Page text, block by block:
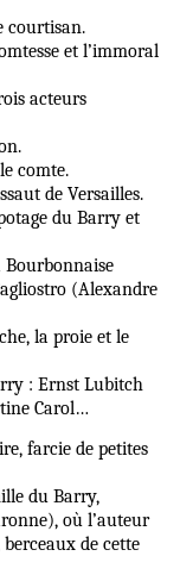
courtisan.
et l’immoral
acteurs
comte.
de Versailles.
du Barry et
(Alexandre
la proie et le
: Ernst Lubitch
Carol…
farcie de petites
du Barry,
où l’auteur
de cette